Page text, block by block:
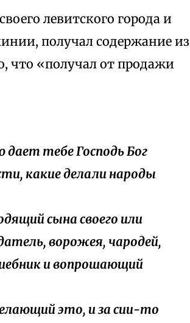
левитского города и
получал содержание из
что «получал от продажи
тебе Господь Бог
какие делали народы
сына своего или
ворожея, чародей,
и вопрошающий
это, и за сии-то